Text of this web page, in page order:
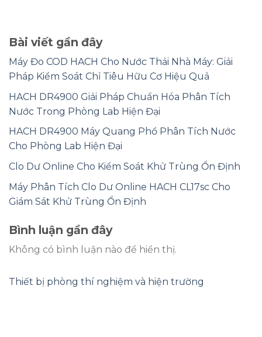
Bài viết gần đây
Máy Đo COD HACH Cho Nước Thải Nhà Máy: Giải
Pháp Kiểm Soát Chỉ Tiêu Hữu Cơ Hiệu Quả
HACH DR4900 Giải Pháp Chuẩn Hóa Phân Tích
Nước Trong Phòng Lab Hiện Đại
HACH DR4900 Máy Quang Phổ Phân Tích Nước
Cho Phòng Lab Hiện Đại
Clo Dư Online Cho Kiểm Soát Khử Trùng Ổn Định
Máy Phân Tích Clo Dư Online HACH CL17sc Cho
Giám Sát Khử Trùng Ổn Định
Bình luận gần đây
Không có bình luận nào để hiển thị.
Thiết bị phòng thí nghiệm và hiện trường